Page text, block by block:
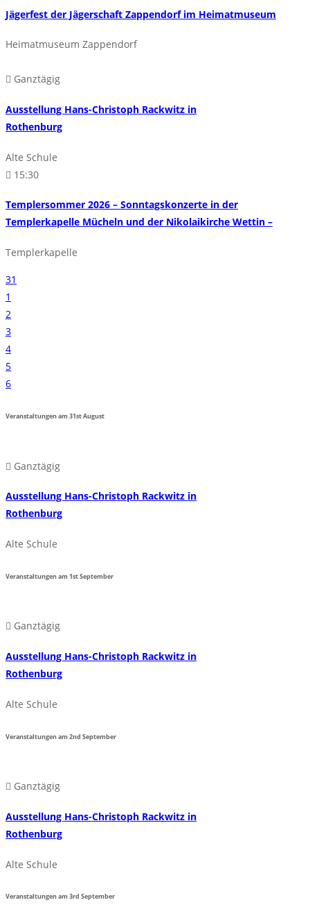
Jägerfest der Jägerschaft Zappendorf im Heimatmuseum
Heimatmuseum Zappendorf
Ganztägig
Ausstellung Hans-Christoph Rackwitz in
Rothenburg
Alte Schule
15:30
Templersommer 2026 – Sonntagskonzerte in der
Templerkapelle Mücheln und der Nikolaikirche Wettin –
Templerkapelle
31
1
2
3
4
5
6
Veranstaltungen am31stAugust
Ganztägig
Ausstellung Hans-Christoph Rackwitz in
Rothenburg
Alte Schule
Veranstaltungen am1stSeptember
Ganztägig
Ausstellung Hans-Christoph Rackwitz in
Rothenburg
Alte Schule
Veranstaltungen am2nd September
Ganztägig
Ausstellung Hans-Christoph Rackwitz in
Rothenburg
Alte Schule
Veranstaltungen am3rd September